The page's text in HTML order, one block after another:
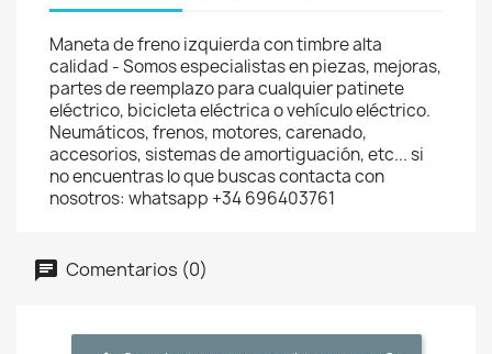
Maneta de freno izquierda con timbre alta
calidad - Somos especialistas en piezas, mejoras,
partes de reemplazo para cualquier patinete
eléctrico, bicicleta eléctrica o vehículo eléctrico.
Neumáticos, frenos, motores, carenado,
accesorios, sistemas de amortiguación, etc... si
no encuentras lo que buscas contacta con
nosotros: whatsapp +34 696403761
Comentarios (0)